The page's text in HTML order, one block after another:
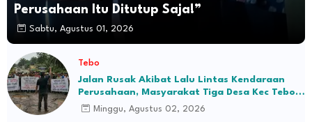
Perusahaan Itu Ditutup Saja!”
Sabtu, Agustus 01, 2026
Tebo
Jalan Rusak Akibat Lalu Lintas Kendaraan
Perusahaan, Masyarakat Tiga Desa Kec Tebo
Ilir Bakal Blokade Jalan
Minggu, Agustus 02, 2026